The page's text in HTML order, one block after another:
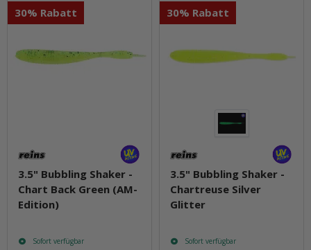
30% Rabatt
3.5" Bubbling Shaker -
Chart Back Green (AM-
Edition)
Sofort verfügbar
30% Rabatt
3.5" Bubbling Shaker -
Chartreuse Silver
Glitter
Sofort verfügbar